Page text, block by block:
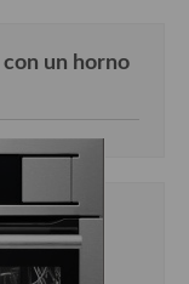
con un horno